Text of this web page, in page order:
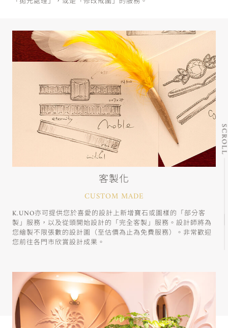
客製化
CUSTOM MADE
K.UNO亦可提供您於喜愛的設計上新增寶石或圖樣的「部分客
製」服務，以及從頭開始設計的「完全客製」服務。設計師將為
您繪製不限張數的設計圖（至估價為止為免費服務）。非常歡迎
您前往各門市欣賞設計成果。